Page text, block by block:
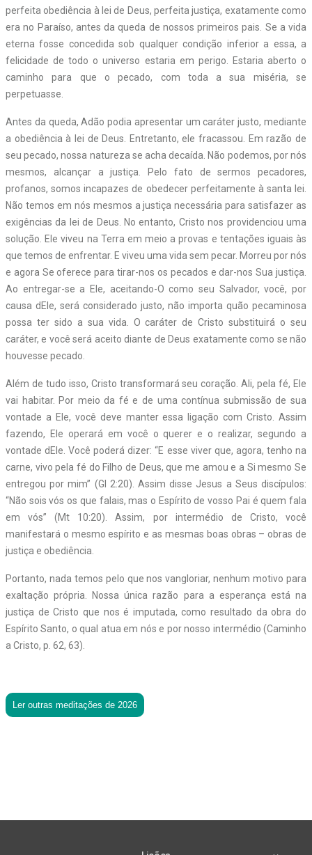
perfeita obediência à lei de Deus, perfeita justiça, exatamente como
era no Paraíso, antes da queda de nossos primeiros pais. Se a vida
eterna fosse concedida sob qualquer condição inferior a essa, a
felicidade de todo o universo estaria em perigo. Estaria aberto o
caminho para que o pecado, com toda a sua miséria, se
perpetuasse.
Antes da queda, Adão podia apresentar um caráter justo, mediante
a obediência à lei de Deus. Entretanto, ele fracassou. Em razão de
seu pecado, nossa natureza se acha decaída. Não podemos, por nós
mesmos, alcançar a justiça. Pelo fato de sermos pecadores,
profanos, somos incapazes de obedecer perfeitamente à santa lei.
Não temos em nós mesmos a justiça necessária para satisfazer as
exigências da lei de Deus. No entanto, Cristo nos providenciou uma
solução. Ele viveu na Terra em meio a provas e tentações iguais às
que temos de enfrentar. E viveu uma vida sem pecar. Morreu por nós
e agora Se oferece para tirar-nos os pecados e dar-nos Sua justiça.
Ao entregar-se a Ele, aceitando-O como seu Salvador, você, por
causa dEle, será considerado justo, não importa quão pecaminosa
possa ter sido a sua vida. O caráter de Cristo substituirá o seu
caráter, e você será aceito diante de Deus exatamente como se não
houvesse pecado.
Além de tudo isso, Cristo transformará seu coração. Ali, pela fé, Ele
vai habitar. Por meio da fé e de uma contínua submissão de sua
vontade a Ele, você deve manter essa ligação com Cristo. Assim
fazendo, Ele operará em você o querer e o realizar, segundo a
vontade dEle. Você poderá dizer: “E esse viver que, agora, tenho na
carne, vivo pela fé do Filho de Deus, que me amou e a Si mesmo Se
entregou por mim” (Gl 2:20). Assim disse Jesus a Seus discípulos:
“Não sois vós os que falais, mas o Espírito de vosso Pai é quem fala
em vós” (Mt 10:20). Assim, por intermédio de Cristo, você
manifestará o mesmo espírito e as mesmas boas obras – obras de
justiça e obediência.
Portanto, nada temos pelo que nos vangloriar, nenhum motivo para
exaltação própria. Nossa única razão para a esperança está na
justiça de Cristo que nos é imputada, como resultado da obra do
Espírito Santo, o qual atua em nós e por nosso intermédio (Caminho
a Cristo, p. 62, 63).
Ler outras meditações de 2026